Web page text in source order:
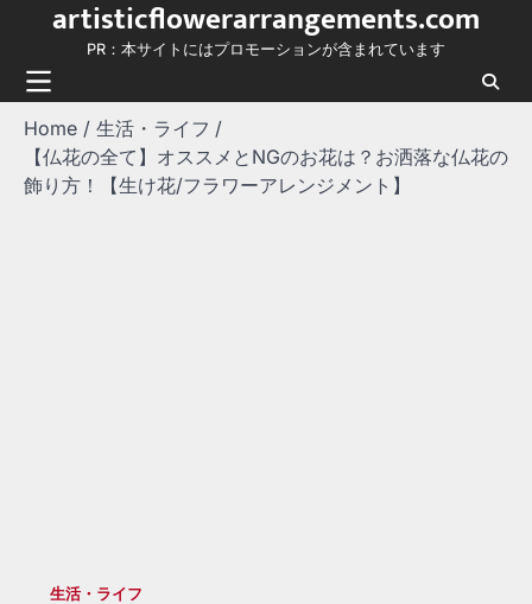
content
artisticflowerarrangements.com
PR：本サイトにはプロモーションが含まれています
Home
生活・ライフ
【仏花の全て】オススメとNGのお花は？お洒落な仏花の
飾り方！【生け花/フラワーアレンジメント】
生活・ライフ